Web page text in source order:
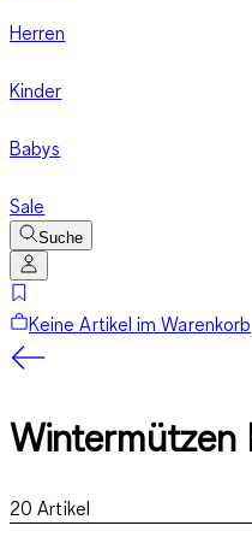
Herren
Kinder
Babys
Sale
Suche
Keine Artikel im Warenkorb
Wintermützen
20 Artikel